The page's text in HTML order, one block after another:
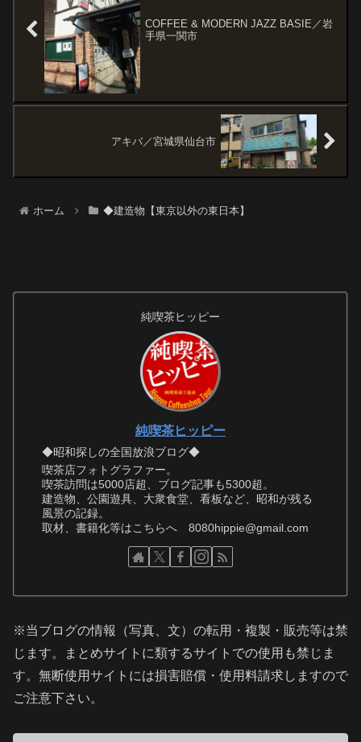
COFFEE & MODERN JAZZ BASIE／岩
手県一関市
アキバ／宮城県仙台市
ホーム ◆建造物【東京以外の東日本】
純喫茶ヒッピー
純喫茶ヒッピー
◆昭和探しの全国放浪ブログ◆
喫茶店フォトグラファー。
喫茶訪問は5000店超、ブログ記事も5300超。
建造物、公園遊具、大衆食堂、看板など、昭和が残る
風景の記録。
取材、書籍化等はこちらへ 8080hippie@gmail.com
※当ブログの情報（写真、文）の転用・複製・販売等は禁
じます。まとめサイトに類するサイトでの使用も禁じま
す。無断使用サイトには損害賠償・使用料請求しますので
ご注意下さい。